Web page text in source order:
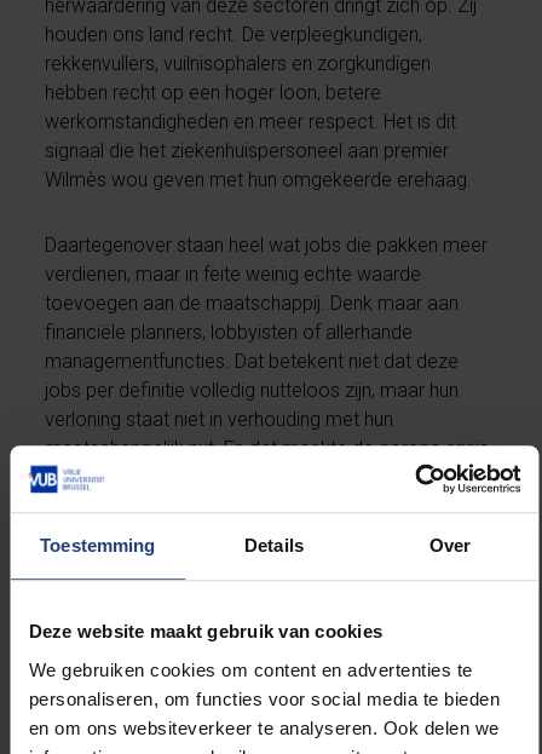
Toestemming Details Over
Deze website maakt gebruik van cookies
We gebruiken cookies om content en advertenties te
personaliseren, om functies voor social media te bieden
en om ons websiteverkeer te analyseren. Ook delen we
herwaardering van deze sectoren dringt zich op. Zij
houden ons land recht. De verpleegkundigen,
rekkenvullers, vuilnisophalers en zorgkundigen
hebben recht op een hoger loon, betere
werkomstandigheden en meer respect. Het is dit
signaal die het ziekenhuispersoneel aan premier
Wilmès wou geven met hun omgekeerde erehaag.
Daartegenover staan heel wat jobs die pakken meer
verdienen, maar in feite weinig echte waarde
toevoegen aan de maatschappij. Denk maar aan
financiële planners, lobbyisten of allerhande
managementfuncties. Dat betekent niet dat deze
jobs per definitie volledig nutteloos zijn, maar hun
verloning staat niet in verhouding met hun
maatschappelijk nut. En dat maakte de corona crisis
pijnlijk duidelijk. Het gaat hier niet zozeer over de
mogen verdienen dan andere. Het gaat hier over de
samenleving?
De ideeën van de functionele stratificatietheorie
vinden we vaak terug bij conservatieve denkers en
politici om de toplonen van bijvoorbeeld managers